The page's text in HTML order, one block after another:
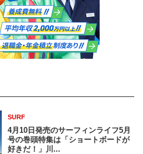
SURF
4月10日発売のサーフィンライフ5月
号の巻頭特集は「ショートボードが
好きだ！」川...